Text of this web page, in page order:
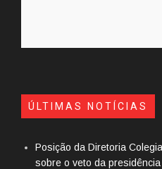
ÚLTIMAS NOTÍCIAS
Posição da Diretoria
sobre o veto da presidência